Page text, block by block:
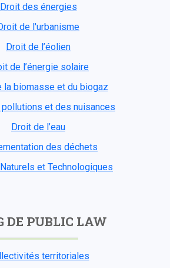
Droit des énergies
de l'urbanisme
Droit de l’éolien
de l’énergie solaire
la biomasse et du biogaz
et des nuisances
Droit de l’eau
des déchets
et Technologiques
DE PUBLIC LAW
territoriales